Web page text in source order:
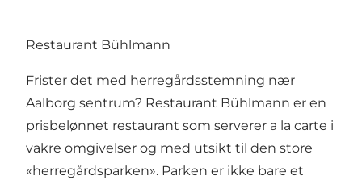
Restaurant Bühlmann
Frister det med herregårdsstemning nær
Aalborg sentrum? Restaurant Bühlmann er en
prisbelønnet restaurant som serverer a la carte i
vakre omgivelser og med utsikt til den store
«herregårdsparken». Parken er ikke bare et